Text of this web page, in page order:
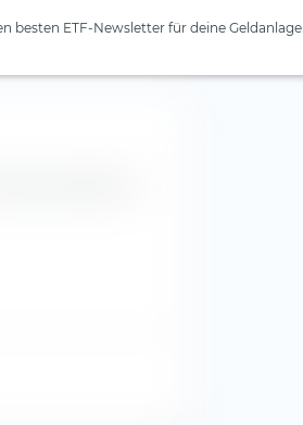
besten ETF-Newsletter für deine Geldanlage.